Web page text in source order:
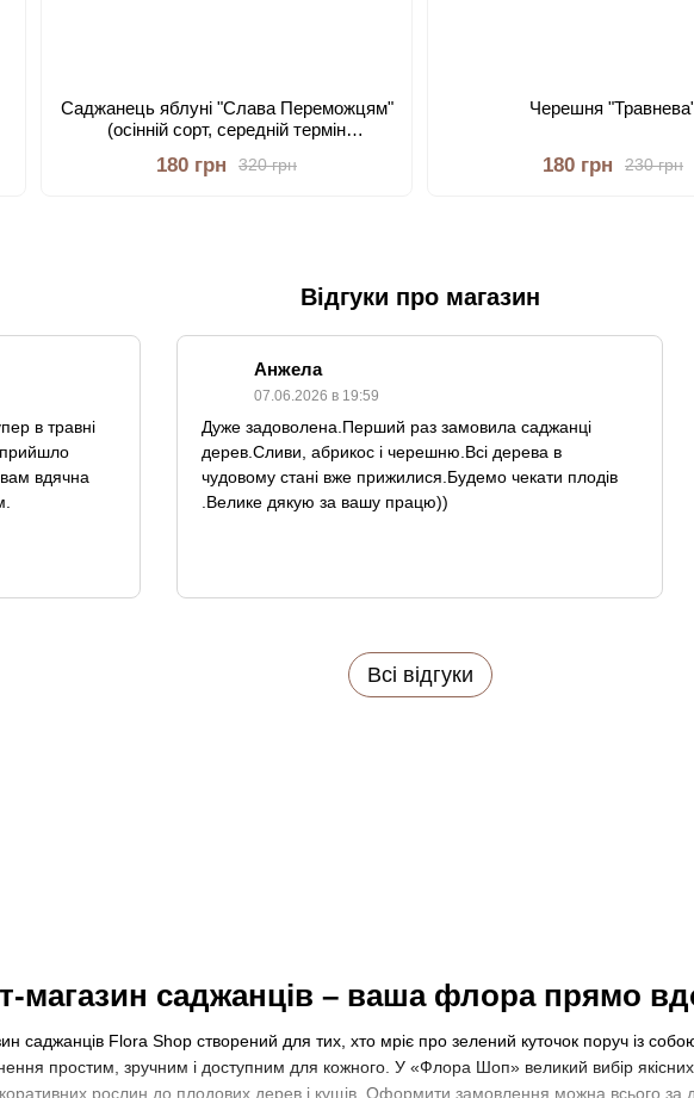
Саджанець яблуні "Слава Переможцям"
(осінній сорт, середній термін
320 грн
180 грн
Черешня
230 грн
180 грн
Відгуки про магазин
в травні
прийшло
вдячна
Анжела
07.06.2026 в 19:59
Дуже задоволена.Перший раз замовила саджанці
дерев.Сливи, абрикос і черешню.Всі дерева в
чудовому стані вже прижилися.Будемо чекати плодів
.Велике дякую за вашу працю))
Всі відгуки
магазин саджанців – ваша флора прямо
саджанців Flora Shop створений для тих, хто мріє про зелений куточок поруч із
простим, зручним і доступним для кожного. У «Флора Шоп» великий вибір
рослин до плодових дерев і кущів. Оформити замовлення можна всього за